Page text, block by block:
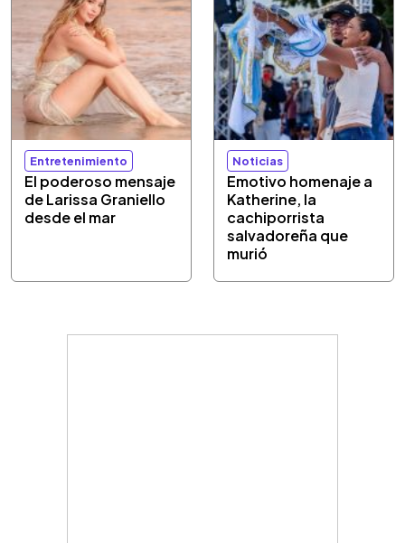
Entretenimiento
El poderoso mensaje
de Larissa Graniello
desde el mar
Noticias
Emotivo homenaje a
Katherine, la
cachiporrista
salvadoreña que
murió